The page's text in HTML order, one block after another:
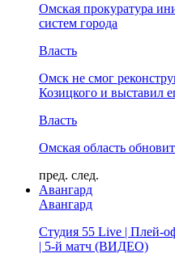
Омская прокуратура
систем города
Власть
Омск не смог
Козицкого и выставил
Власть
Омская область
пред. след.
Авангард
Авангард
Студия 55 Live | Плей-
| 5-й матч (ВИДЕО)